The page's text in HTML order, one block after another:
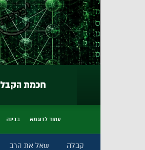
חכמת
עמוד לדוגמא בבינה
קבלה שאל את הרב